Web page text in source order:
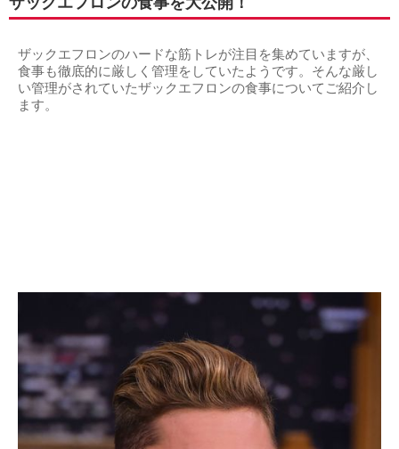
ザックエフロンのハードな筋トレが注目を集めていますが、
食事も徹底的に厳しく管理をしていたようです。そんな厳し
い管理がされていたザックエフロンの食事についてご紹介し
ます。